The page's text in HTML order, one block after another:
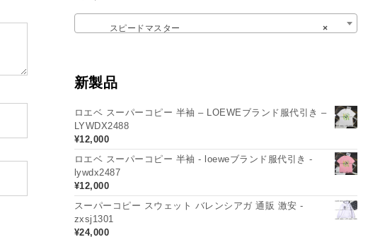
×
スピードマスター
新製品
ロエベ スーパーコピー 半袖 – LOEWEブランド服代引き –
LYWDX2488
¥12,000
ロエベ スーパーコピー 半袖 - loeweブランド服代引き -
lywdx2487
¥12,000
スーパーコピー スウェット バレンシアガ 通販 激安 -
zxsj1301
¥24,000